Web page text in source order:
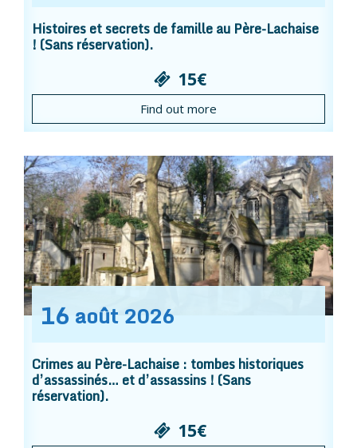
Histoires et secrets de famille au Père-Lachaise
! (Sans réservation).
15€
Find out more
16 août 2026
Crimes au Père-Lachaise : tombes historiques
d’assassinés… et d’assassins ! (Sans
réservation).
15€